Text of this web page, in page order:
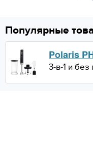
Популярные
Polaris
3-в-1 и